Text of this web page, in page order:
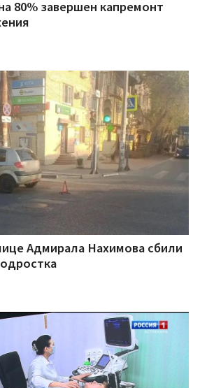
80% завершен капремонт
Адмирала Нахимова сбили